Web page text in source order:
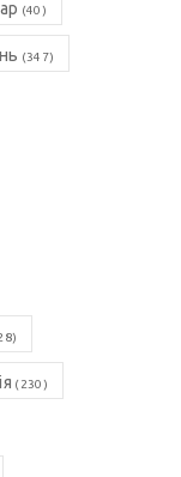
(40)
(347)
(230)